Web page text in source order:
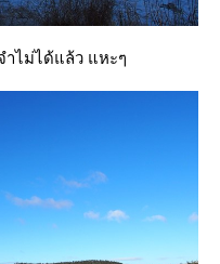
ไม่ได้แล้ว แหะๆ